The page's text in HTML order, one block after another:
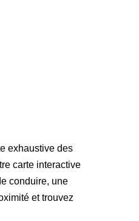
exhaustive des
carte interactive
conduire, une
et trouvez